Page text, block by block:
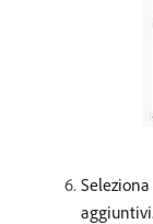
Seleziona
aggiuntivi.